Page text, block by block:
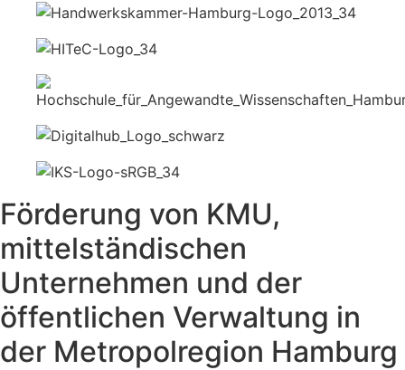
Förderung von KMU,
mittelständischen
Unternehmen und der
öffentlichen Verwaltung in
der Metropolregion Hamburg